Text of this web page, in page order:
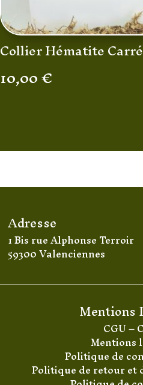
Collier Hématite Carré
10,00€
Adresse
1 Bis rue Alphonse Terroir
59300 Valenciennes
Mentions
CGU–
Mentions
Politique de
Politique de retour et